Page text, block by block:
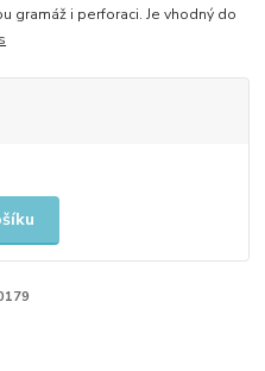
gramáž i perforaci. Je vhodný do